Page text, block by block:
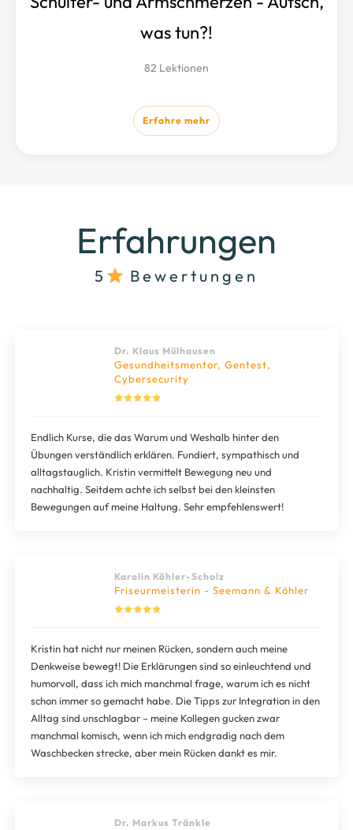
was tun?!
82 Lektionen
Erfahre mehr
Erfahrungen
5 Bewertungen
Dr. Klaus Mülhausen
Gesundheitsmentor, Gentest,
Cybersecurity
Endlich Kurse, die das Warum und Weshalb hinter den
Übungen verständlich erklären. Fundiert, sympathisch und
alltagstauglich. Kristin vermittelt Bewegung neu und
nachhaltig. Seitdem achte ich selbst bei den kleinsten
Bewegungen auf meine Haltung. Sehr empfehlenswert!
Karolin Köhler-Scholz
Friseurmeisterin - Seemann & Köhler
Kristin hat nicht nur meinen Rücken, sondern auch meine
Denkweise bewegt! Die Erklärungen sind so einleuchtend und
humorvoll, dass ich mich manchmal frage, warum ich es nicht
schon immer so gemacht habe. Die Tipps zur Integration in den
Alltag sind unschlagbar – meine Kollegen gucken zwar
manchmal komisch, wenn ich mich endgradig nach dem
Waschbecken strecke, aber mein Rücken dankt es mir.
Dr. Markus Tränkle